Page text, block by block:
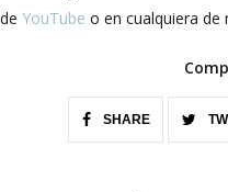
YouTube o en cualquiera de
SHARE